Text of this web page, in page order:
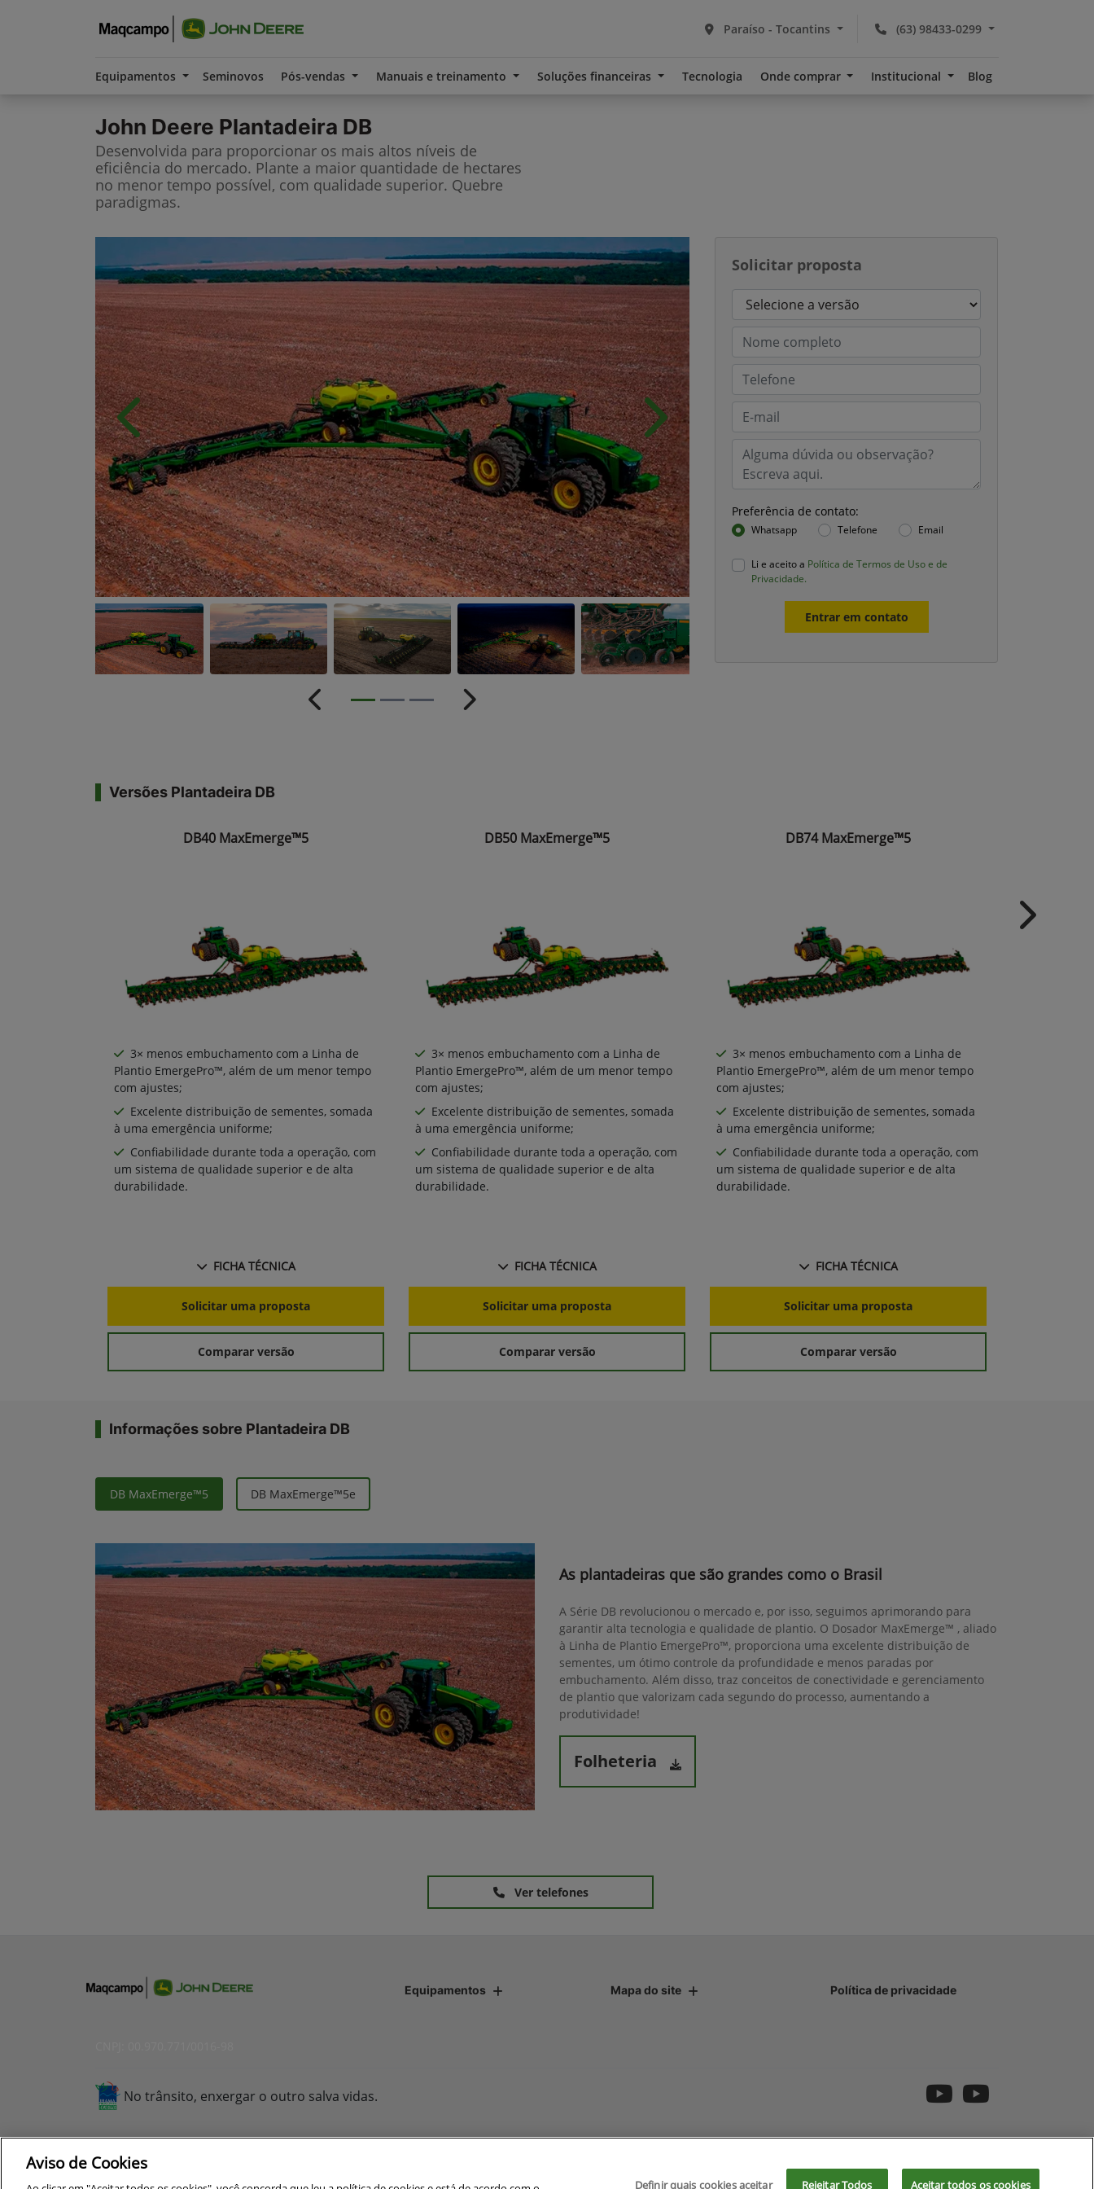
(63) 98433-0299
Paraíso - Tocantins
Equipamentos Seminovos Pós-vendas Manuais e treinamento Soluções financeiras Tecnologia Onde comprar Institucional Blog
John Deere Plantadeira DB
Desenvolvida para proporcionar os mais altos níveis de
eficiência do mercado. Plante a maior quantidade de hectares
no menor tempo possível, com qualidade superior. Quebre
paradigmas.
Solicitar proposta
Preferência de contato:
Whatsapp Telefone Email
Li e aceito a Política de Termos de Uso e de
Privacidade.
Entrar em contato
Anterior Próximo
Anterior Próximo
Versões Plantadeira DB
DB40 MaxEmerge™5
3× menos embuchamento com a Linha de
Plantio EmergePro™, além de um menor tempo
com ajustes;
Excelente distribuição de sementes, somada
à uma emergência uniforme;
Confiabilidade durante toda a operação, com
um sistema de qualidade superior e de alta
durabilidade.
FICHA TÉCNICA
Solicitar uma proposta
Comparar versão
DB50 MaxEmerge™5
3× menos embuchamento com a Linha de
Plantio EmergePro™, além de um menor tempo
com ajustes;
Excelente distribuição de sementes, somada
à uma emergência uniforme;
Confiabilidade durante toda a operação, com
um sistema de qualidade superior e de alta
durabilidade.
FICHA TÉCNICA
Solicitar uma proposta
Comparar versão
DB74 MaxEmerge™5
3× menos embuchamento com a Linha de
Plantio EmergePro™, além de um menor tempo
com ajustes;
Excelente distribuição de sementes, somada
à uma emergência uniforme;
Confiabilidade durante toda a operação, com
um sistema de qualidade superior e de alta
durabilidade.
FICHA TÉCNICA
Solicitar uma proposta
Comparar versão
Next
Informações sobre Plantadeira DB
DB MaxEmerge™5 DB MaxEmerge™5e
As plantadeiras que são grandes como o Brasil
A Série DB revolucionou o mercado e, por isso, seguimos aprimorando para
garantir alta tecnologia e qualidade de plantio. O Dosador MaxEmerge™ , aliado
à Linha de Plantio EmergePro™, proporciona uma excelente distribuição de
sementes, um ótimo controle da profundidade e menos paradas por
embuchamento. Além disso, traz conceitos de conectividade e gerenciamento
de plantio que valorizam cada segundo do processo, aumentando a
produtividade!
Folheteria
Ver telefones
Equipamentos Mapa do site Política de privacidade
No trânsito, enxergar o outro salva vidas.
Para otimizar sua experiência durante a navegação, fazemos uso de nossa política de cookies e para proteger
Aviso de Cookies
Definir quais cookies aceitar Rejeitar Todos Aceitar todos os cookies